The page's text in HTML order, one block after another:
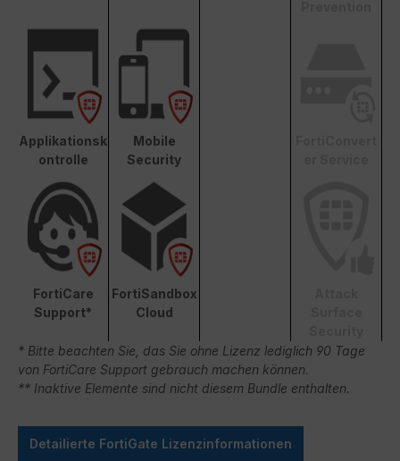
Applikationsk
ontrolle
Mobile
Security
FortiCare
Support*
FortiSandbox
Cloud
* Bitte beachten Sie, das Sie ohne Lizenz lediglich 90 Tage
von FortiCare Support gebrauch machen können.
** Inaktive Elemente sind nicht diesem Bundle enthalten.
Detailierte FortiGate Lizenzinformationen